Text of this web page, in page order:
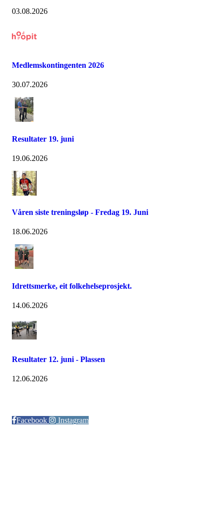
03.08.2026
Medlemskontingenten 2026
30.07.2026
Resultater 19. juni
19.06.2026
Våren siste treningsløp - Fredag 19. Juni
18.06.2026
Idrettsmerke, eit folkehelseprosjekt.
14.06.2026
Resultater 12. juni - Plassen
12.06.2026
Facebook
Instagram